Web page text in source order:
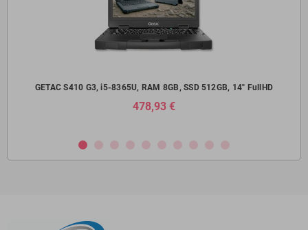
GETAC S410 G3, i5-8365U, RAM 8GB, SSD 512GB, 14" FullHD
478,93 €